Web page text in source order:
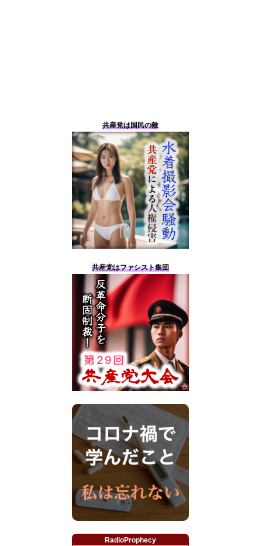
共産党は国民の敵
共産党はファシスト集団